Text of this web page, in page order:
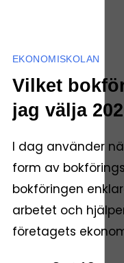
EKONOMISKOLAN
Vilket
jag välja
I dag använder
form av
bokföringen
arbetet och
företagets